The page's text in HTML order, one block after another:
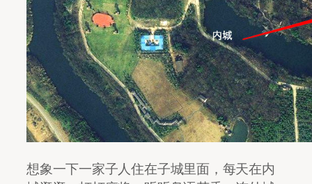
想象一下一家子人住在子城里面，每天在内